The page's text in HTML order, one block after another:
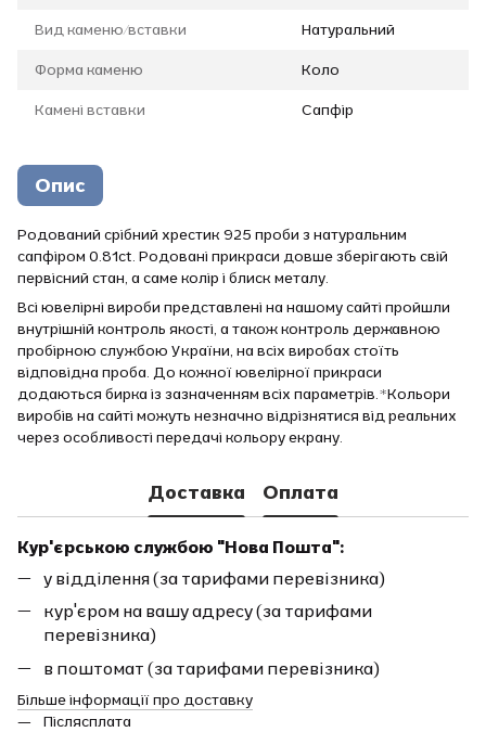
Вид каменю/вставки Натуральний
Форма каменю Коло
Камені вставки Сапфір
Опис
Родований срібний хрестик 925 проби з натуральним
сапфіром 0.81ct. Родовані прикраси довше зберігають свій
первісний стан, а саме колір і блиск металу.
Всі ювелірні вироби представлені на нашому сайті пройшли
внутрішній контроль якості, а також контроль державною
пробірною службою України, на всіх виробах стоїть
відповідна проба. До кожної ювелірної прикраси
додаються бирка із зазначенням всіх параметрів.*Кольори
виробів на сайті можуть незначно відрізнятися від реальних
через особливості передачі кольору екрану.
Доставка Оплата
Кур'єрською службою "Нова Пошта":
у відділення (за тарифами перевізника)
кур'єром на вашу адресу (за тарифами
перевізника)
в поштомат (за тарифами перевізника)
Більше інформації про доставку
Післясплата